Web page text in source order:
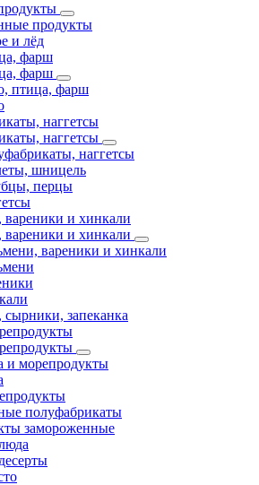
продукты
и лёд
фарш
фарш
птица, фарш
наггетсы
наггетсы
наггетсы
шницель
перцы
и хинкали
и хинкали
вареники и хинкали
запеканка
и морепродукты
полуфабрикаты
замороженные